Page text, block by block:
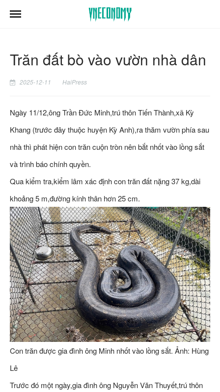
Trăn đất bò vào vườn nhà dân
2025-12-11 HaiPress
Ngày 11/12,ông Trần Đức Minh,trú thôn Tiến Thành,xã Kỳ
Khang (trước đây thuộc huyện Kỳ Anh),ra thăm vườn phía sau
nhà thì phát hiện con trăn cuộn tròn nên bắt nhốt vào lồng sắt
và trình báo chính quyền.
Qua kiểm tra,kiểm lâm xác định con trăn đất nặng 37 kg,dài
khoảng 5 m,đường kính thân hơn 25 cm.
Con trăn được gia đình ông Minh nhốt vào lồng sắt. Ảnh: Hùng
Lê
Trước đó một ngày,gia đình ông Nguyễn Văn Thuyết,trú thôn